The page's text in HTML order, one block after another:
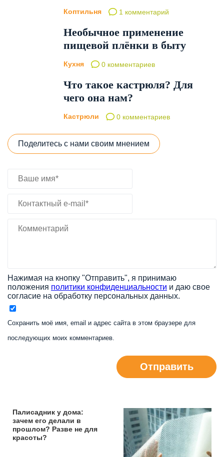
Коптильня 1 комментарий
Необычное применение
пищевой плёнки в быту
Кухня 0 комментариев
Что такое кастрюля? Для
чего она нам?
Кастрюли 0 комментариев
Поделитесь с нами своим мнением
Нажимая на кнопку "Отправить", я принимаю
положения политики конфиденциальности и даю свое
согласие на обработку персональных данных.
Сохранить моё имя, email и адрес сайта в этом браузере для
последующих моих комментариев.
Отправить
Палисадник у дома:
зачем его делали в
прошлом? Разве не для
красоты?